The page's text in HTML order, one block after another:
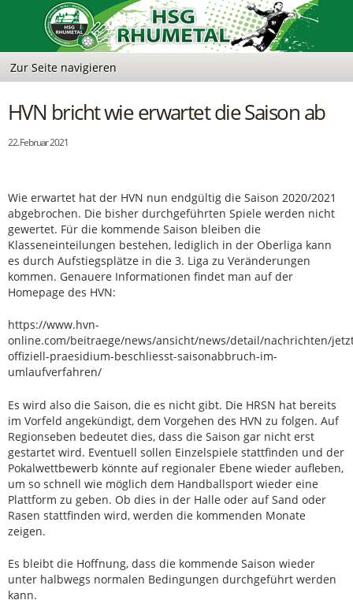
HVN bricht wie erwartet die Saison ab
22. Februar 2021
Wie erwartet hat der HVN nun endgültig die Saison 2020/2021
abgebrochen. Die bisher durchgeführten Spiele werden nicht
gewertet. Für die kommende Saison bleiben die
Klasseneinteilungen bestehen, lediglich in der Oberliga kann
es durch Aufstiegsplätze in die 3. Liga zu Veränderungen
kommen. Genauere Informationen findet man auf der
Homepage des HVN:
https://www.hvn-
online.com/beitraege/news/ansicht/news/detail/nachrichten/
offiziell-praesidium-beschliesst-saisonabbruch-im-
umlaufverfahren/
Es wird also die Saison, die es nicht gibt. Die HRSN hat bereits
im Vorfeld angekündigt, dem Vorgehen des HVN zu folgen. Auf
Regionseben bedeutet dies, dass die Saison gar nicht erst
gestartet wird. Eventuell sollen Einzelspiele stattfinden und der
Pokalwettbewerb könnte auf regionaler Ebene wieder aufleben,
um so schnell wie möglich dem Handballsport wieder eine
Plattform zu geben. Ob dies in der Halle oder auf Sand oder
Rasen stattfinden wird, werden die kommenden Monate
zeigen.
Es bleibt die Hoffnung, dass die kommende Saison wieder
unter halbwegs normalen Bedingungen durchgeführt werden
kann.